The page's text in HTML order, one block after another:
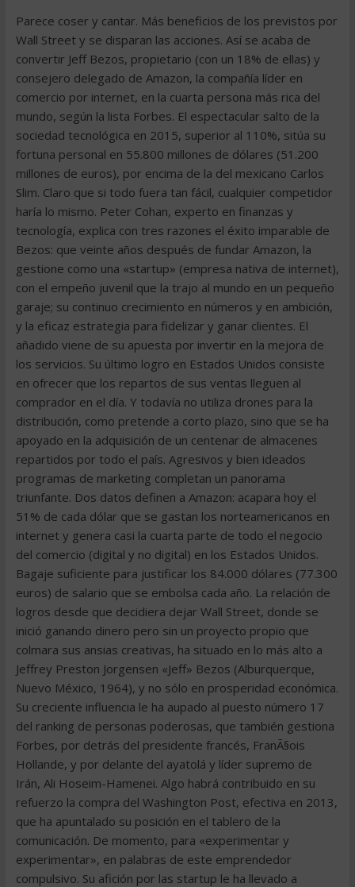
Parece coser y cantar. Más beneficios de los previstos por
Wall Street y se disparan las acciones. Así se acaba de
convertir Jeff Bezos, propietario (con un 18% de ellas) y
consejero delegado de Amazon, la compañía líder en
comercio por internet, en la cuarta persona más rica del
mundo, según la lista Forbes. El espectacular salto de la
sociedad tecnológica en 2015, superior al 110%, sitúa su
fortuna personal en 55.800 millones de dólares (51.200
millones de euros), por encima de la del mexicano Carlos
Slim. Claro que si todo fuera tan fácil, cualquier competidor
haría lo mismo. Peter Cohan, experto en finanzas y
tecnología, explica con tres razones el éxito imparable de
Bezos: que veinte años después de fundar Amazon, la
gestione como una «startup» (empresa nativa de internet),
con el empeño juvenil que la trajo al mundo en un pequeño
garaje; su continuo crecimiento en números y en ambición,
y la eficaz estrategia para fidelizar y ganar clientes. El
añadido viene de su apuesta por invertir en la mejora de
los servicios. Su último logro en Estados Unidos consiste
en ofrecer que los repartos de sus ventas lleguen al
comprador en el día. Y todavía no utiliza drones para la
distribución, como pretende a corto plazo, sino que se ha
apoyado en la adquisición de un centenar de almacenes
repartidos por todo el país. Agresivos y bien ideados
programas de marketing completan un panorama
triunfante. Dos datos definen a Amazon: acapara hoy el
51% de cada dólar que se gastan los norteamericanos en
internet y genera casi la cuarta parte de todo el negocio
del comercio (digital y no digital) en los Estados Unidos.
Bagaje suficiente para justificar los 84.000 dólares (77.300
euros) de salario que se embolsa cada año. La relación de
logros desde que decidiera dejar Wall Street, donde se
inició ganando dinero pero sin un proyecto propio que
colmara sus ansias creativas, ha situado en lo más alto a
Jeffrey Preston Jorgensen «Jeff» Bezos (Alburquerque,
Nuevo México, 1964), y no sólo en prosperidad económica.
Su creciente influencia le ha aupado al puesto número 17
del ranking de personas poderosas, que también gestiona
Forbes, por detrás del presidente francés, FranÃ§ois
Hollande, y por delante del ayatolá y líder supremo de
Irán, Ali Hoseim-Hamenei. Algo habrá contribuido en su
refuerzo la compra del Washington Post, efectiva en 2013,
que ha apuntalado su posición en el tablero de la
comunicación. De momento, para «experimentar y
experimentar», en palabras de este emprendedor
compulsivo. Su afición por las startup le ha llevado a